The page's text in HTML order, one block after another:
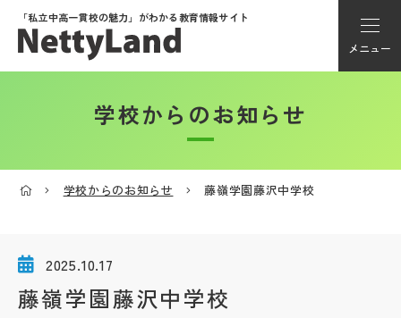
「私立中高一貫校の魅力」がわかる教育情報サイト
メニュー
アカウント登録
学校選び
学校からのお知らせ
学校からのお知らせ 藤嶺学園藤沢中学校
2025.10.17
藤嶺学園藤沢中学校